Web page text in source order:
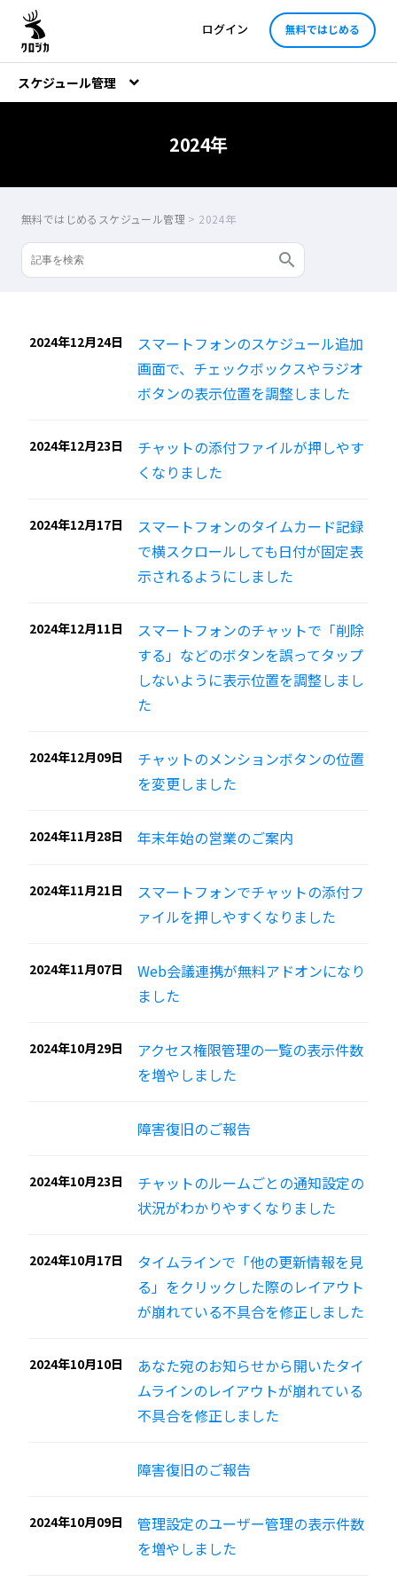
ログイン 無料ではじめる
スケジュール管理
2024年
無料ではじめるスケジュール管理 > 2024年
2024年12月24日
スマートフォンのスケジュール追加
画面で、チェックボックスやラジオ
ボタンの表示位置を調整しました
2024年12月23日
チャットの添付ファイルが押しやす
くなりました
2024年12月17日
スマートフォンのタイムカード記録
で横スクロールしても日付が固定表
示されるようにしました
2024年12月11日
スマートフォンのチャットで「削除
する」などのボタンを誤ってタップ
しないように表示位置を調整しまし
た
2024年12月09日
チャットのメンションボタンの位置
を変更しました
2024年11月28日 年末年始の営業のご案内
2024年11月21日
スマートフォンでチャットの添付フ
ァイルを押しやすくなりました
2024年11月07日
Web会議連携が無料アドオンになり
ました
2024年10月29日
アクセス権限管理の一覧の表示件数
を増やしました
障害復旧のご報告
2024年10月23日
チャットのルームごとの通知設定の
状況がわかりやすくなりました
2024年10月17日
タイムラインで「他の更新情報を見
る」をクリックした際のレイアウト
が崩れている不具合を修正しました
2024年10月10日
あなた宛のお知らせから開いたタイ
ムラインのレイアウトが崩れている
不具合を修正しました
障害復旧のご報告
2024年10月09日
管理設定のユーザー管理の表示件数
を増やしました